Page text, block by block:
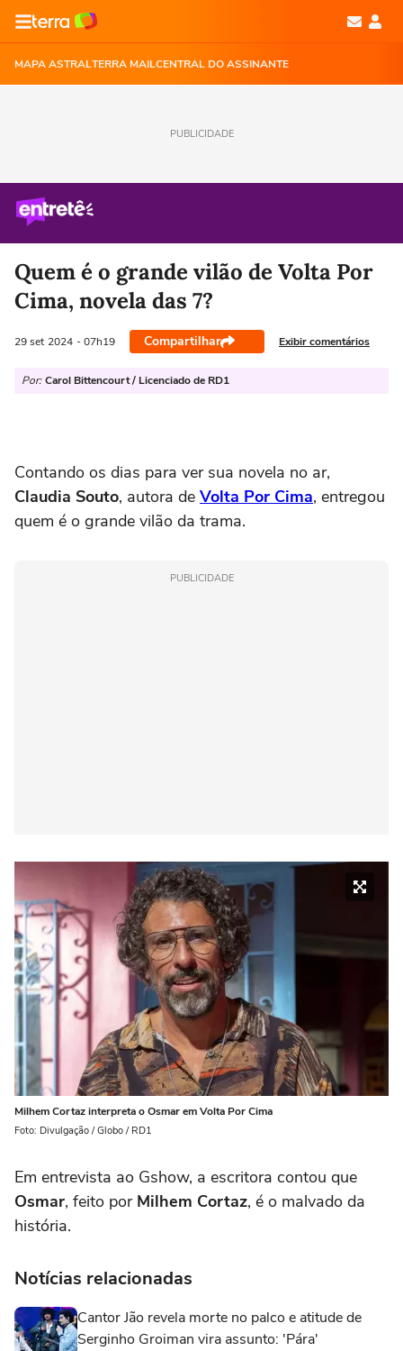
MAPA ASTRALTERRA MAILCENTRAL DO ASSINANTE
PUBLICIDADE
Quem é o grande vilão de Volta Por
Cima, novela das 7?
29 set 2024 - 07h19 Compartilhar Exibir comentários
Por: Carol Bittencourt / Licenciado de RD1
Contando os dias para ver sua novela no ar,
Claudia Souto, autora de Volta Por Cima, entregou
quem é o grande vilão da trama.
PUBLICIDADE
Milhem Cortaz interpreta o Osmar em Volta Por Cima
Foto: Divulgação / Globo / RD1
Em entrevista ao Gshow, a escritora contou que
Osmar, feito por Milhem Cortaz, é o malvado da
história.
Notícias relacionadas
Cantor Jão revela morte no palco e atitude de
Serginho Groiman vira assunto: 'Pára'